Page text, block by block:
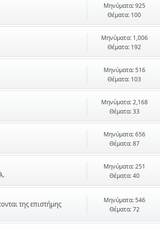
Μηνύματα: 925
Θέματα: 100
Μηνύματα: 1,006
Θέματα: 192
Μηνύματα: 516
Θέματα: 103
Μηνύματα: 2,168
Θέματα: 33
Μηνύματα: 656
Θέματα: 87
Μηνύματα: 251
Θέματα: 40
της επιστήμης
Μηνύματα: 546
Θέματα: 72